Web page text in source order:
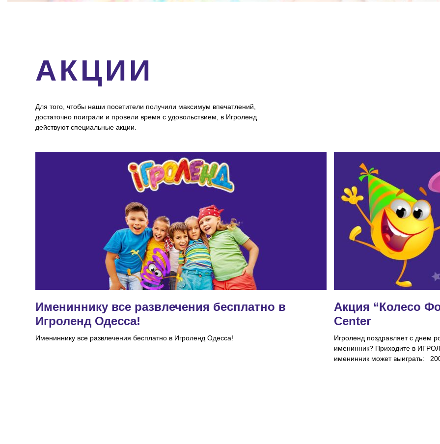
АКЦИИ
Для того, чтобы наши посетители получили максимум впечатлений,
достаточно поиграли и провели время с удовольствием, в Игроленд
действуют специальные акции.
Имениннику все развлечения бесплатно в
Игроленд Одесса!
Имениннику все развлечения бесплатно в Игроленд Одесса!
Акция “Колесо
Center
Игроленд поздравляет с днем
именинник? Приходите в
именинник может выиграть: